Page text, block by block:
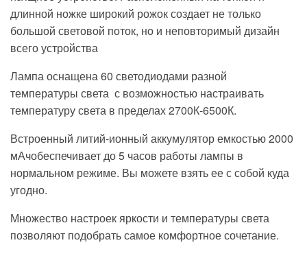
длинной ножке широкий рожок создает не только
большой световой поток, но и неповторимый дизайн
всего устройства
Лампа оснащена 60 светодиодами разной
температуры света с возможностью настраивать
температуру света в пределах 2700К-6500К.
Встроенный литий-ионный аккумулятор емкостью 2000
мАчобеспечивает до 5 часов работы лампы в
нормальном режиме. Вы можете взять ее с собой куда
угодно.
Множество настроек яркости и температуры света
позволяют подобрать самое комфортное сочетание.